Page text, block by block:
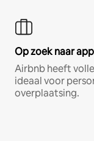
Op zoek naar
Airbnb heeft
ideaal voor
overplaatsing.